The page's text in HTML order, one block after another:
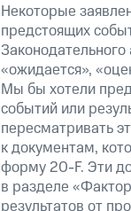
Некоторые
предстоящих
«ожидается»,
Мы бы хотели
событий или
пересматривать
к документам,
форму 20-F. Эти
в разделе